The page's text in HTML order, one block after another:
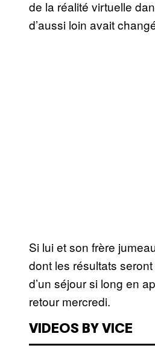
de la réalité virtuelle
d’aussi loin avait
Si lui et son frère
dont les résultats
d’un séjour si long en
retour mercredi.
VIDEOS BY VICE